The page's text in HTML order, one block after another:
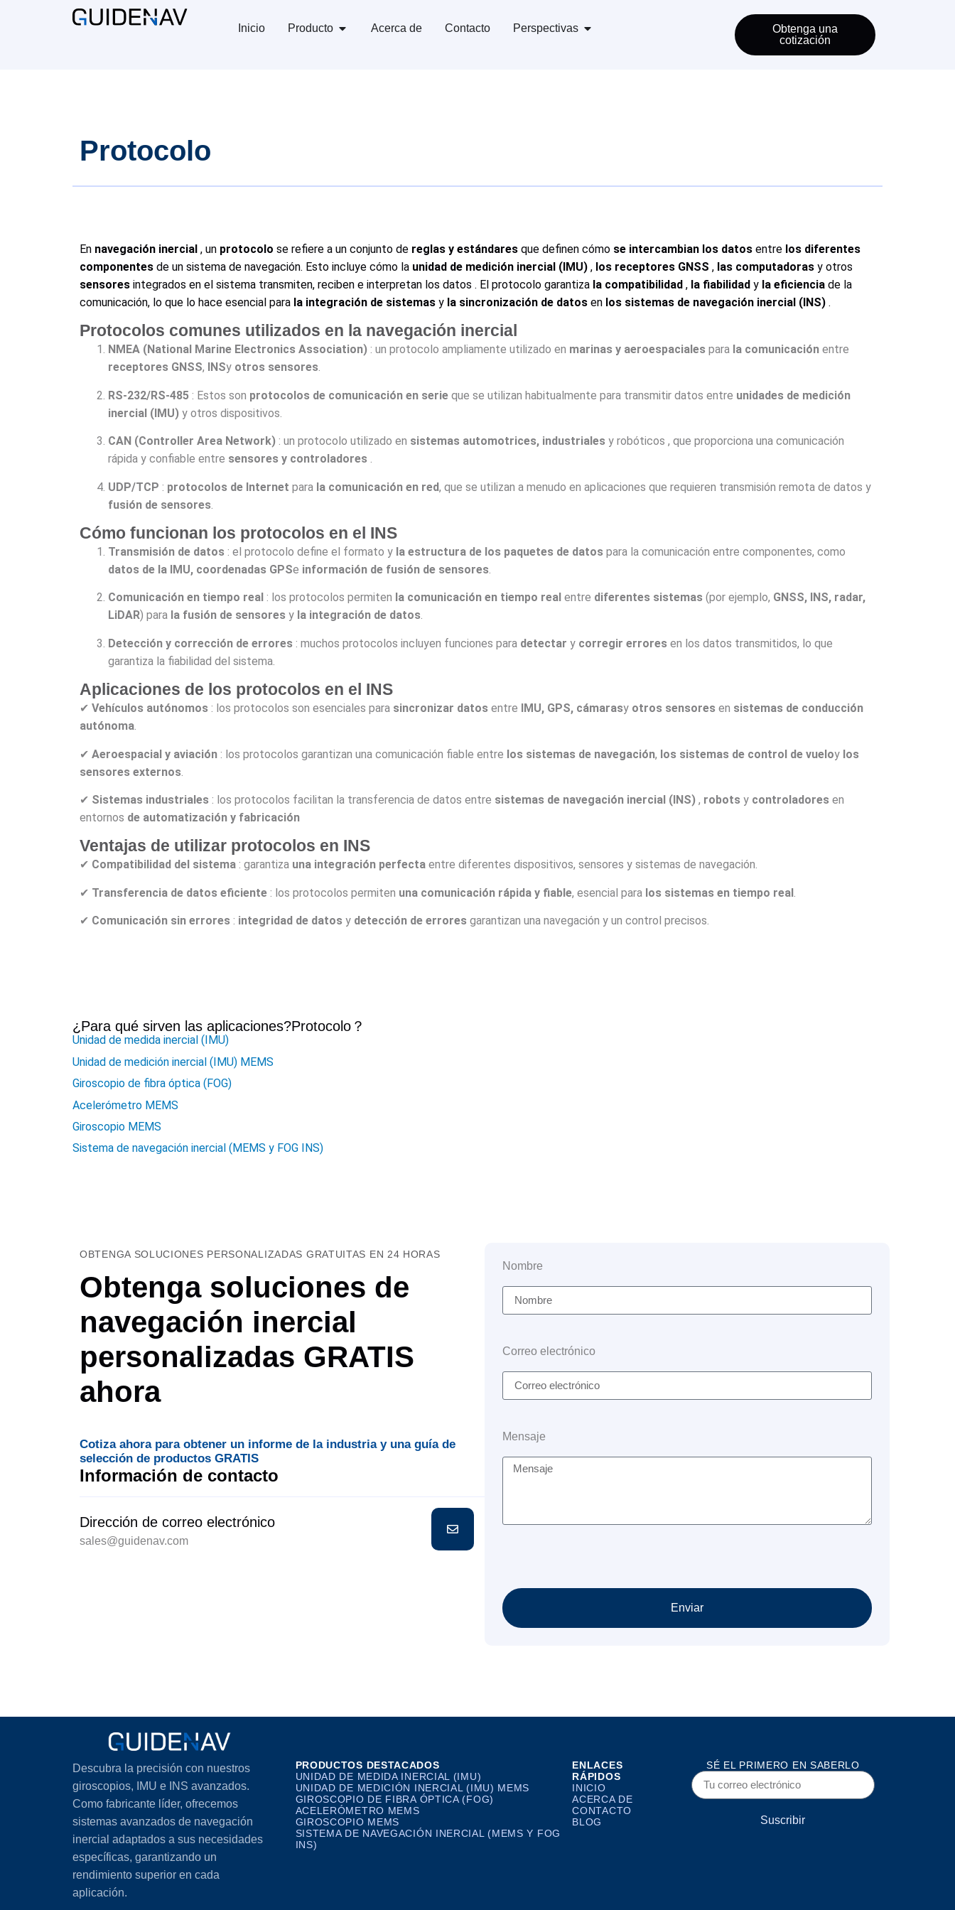
Inicio Producto Acerca de Contacto Perspectivas
Obtenga una
cotización
Protocolo
En navegación inercial , un protocolo se refiere a un conjunto de reglas y estándares que definen cómo se intercambian los datos entre los diferentes
componentes de un sistema de navegación. Esto incluye cómo la unidad de medición inercial (IMU) , los receptores GNSS , las computadoras y otros
sensores integrados en el sistema transmiten, reciben e interpretan los datos . El protocolo garantiza la compatibilidad , la fiabilidad y la eficiencia de la
comunicación, lo que lo hace esencial para la integración de sistemas y la sincronización de datos en los sistemas de navegación inercial (INS) .
Protocolos comunes utilizados en la navegación inercial
NMEA (National Marine Electronics Association) : un protocolo ampliamente utilizado en marinas y aeroespaciales para la comunicación entre
receptores GNSS, INSy otros sensores.
RS-232/RS-485 : Estos son protocolos de comunicación en serie que se utilizan habitualmente para transmitir datos entre unidades de medición
inercial (IMU) y otros dispositivos.
CAN (Controller Area Network) : un protocolo utilizado en sistemas automotrices, industriales y robóticos , que proporciona una comunicación
rápida y confiable entre sensores y controladores .
UDP/TCP : protocolos de Internet para la comunicación en red, que se utilizan a menudo en aplicaciones que requieren transmisión remota de datos y
fusión de sensores
Cómo funcionan los protocolos en el INS
Transmisión de datos : el protocolo define el formato y la estructura de los paquetes de datos para la comunicación entre componentes, como
datos de la IMU, coordenadas GPSe información de fusión de sensores.
Comunicación en tiempo real : los protocolos permiten la comunicación en tiempo real entre diferentes sistemas (por ejemplo, GNSS, INS, radar,
LiDAR) para la fusión de sensores y la integración de datos.
Detección y corrección de errores : muchos protocolos incluyen funciones para detectar y corregir errores en los datos transmitidos, lo que
garantiza la fiabilidad del sistema.
Aplicaciones de los protocolos en el INS
✔ Vehículos autónomos : los protocolos son esenciales para sincronizar datos entre IMU, GPS, cámarasy otros sensores en sistemas de conducción
autónoma.
✔ Aeroespacial y aviación : los protocolos garantizan una comunicación fiable entre los sistemas de navegación, los sistemas de control de vueloy los
sensores externos
✔ Sistemas industriales : los protocolos facilitan la transferencia de datos entre sistemas de navegación inercial (INS) , robots y controladores en
entornos de automatización y fabricación
Ventajas de utilizar protocolos en INS
✔ Compatibilidad del sistema : garantiza una integración perfecta entre diferentes dispositivos, sensores y sistemas de navegación.
✔ Transferencia de datos eficiente : los protocolos permiten una comunicación rápida y fiable, esencial para los sistemas en tiempo real
✔ Comunicación sin errores : integridad de datos y detección de errores garantizan una navegación y un control precisos.
¿Para qué sirven las aplicaciones?Protocolo ？
Unidad de medida inercial (IMU)
Unidad de medición inercial (IMU) MEMS
Giroscopio de fibra óptica (FOG)
Acelerómetro MEMS
Giroscopio MEMS
Sistema de navegación inercial (MEMS y FOG INS)
OBTENGA SOLUCIONES PERSONALIZADAS GRATUITAS EN 24 HORAS
Obtenga soluciones de
navegación inercial
personalizadas GRATIS
ahora
Cotiza ahora para obtener un informe de la industria y una guía de
selección de productos GRATIS
Información de contacto
Dirección de correo electrónico
sales@guidenav.com
Nombre
Correo electrónico
Mensaje
Enviar
Descubra la precisión con nuestros
giroscopios, IMU e INS avanzados.
Como fabricante líder, ofrecemos
sistemas avanzados de navegación
inercial adaptados a sus necesidades
específicas, garantizando un
rendimiento superior en cada
aplicación.
PRODUCTOS DESTACADOS
UNIDAD DE MEDIDA INERCIAL (IMU)
UNIDAD DE MEDICIÓN INERCIAL (IMU) MEMS
GIROSCOPIO DE FIBRA ÓPTICA (FOG)
ACELERÓMETRO MEMS
GIROSCOPIO MEMS
SISTEMA DE NAVEGACIÓN INERCIAL (MEMS Y FOG
INS)
ENLACES
RÁPIDOS
INICIO
ACERCA DE
CONTACTO
BLOG
SÉ EL PRIMERO EN SABERLO
Suscribir